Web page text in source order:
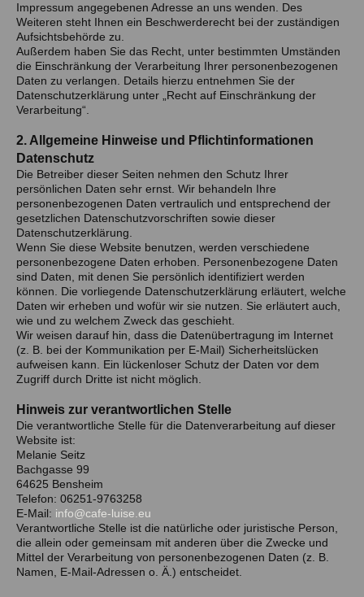
Impressum angegebenen Adresse an uns wenden. Des
Weiteren steht Ihnen ein Beschwerderecht bei der zuständigen
Aufsichtsbehörde zu.
Außerdem haben Sie das Recht, unter bestimmten Umständen
die Einschränkung der Verarbeitung Ihrer personenbezogenen
Daten zu verlangen. Details hierzu entnehmen Sie der
Datenschutzerklärung unter „Recht auf Einschränkung der
Verarbeitung“.
2. Allgemeine Hinweise und Pflichtinformationen
Datenschutz
Die Betreiber dieser Seiten nehmen den Schutz Ihrer
persönlichen Daten sehr ernst. Wir behandeln Ihre
personenbezogenen Daten vertraulich und entsprechend der
gesetzlichen Datenschutzvorschriften sowie dieser
Datenschutzerklärung.
Wenn Sie diese Website benutzen, werden verschiedene
personenbezogene Daten erhoben. Personenbezogene Daten
sind Daten, mit denen Sie persönlich identifiziert werden
können. Die vorliegende Datenschutzerklärung erläutert, welche
Daten wir erheben und wofür wir sie nutzen. Sie erläutert auch,
wie und zu welchem Zweck das geschieht.
Wir weisen darauf hin, dass die Datenübertragung im Internet
(z. B. bei der Kommunikation per E-Mail) Sicherheitslücken
aufweisen kann. Ein lückenloser Schutz der Daten vor dem
Zugriff durch Dritte ist nicht möglich.
Hinweis zur verantwortlichen Stelle
Die verantwortliche Stelle für die Datenverarbeitung auf dieser
Website ist:
Melanie Seitz
Bachgasse 99
64625 Bensheim
Telefon: 06251-9763258
E-Mail: info@cafe-luise.eu
Verantwortliche Stelle ist die natürliche oder juristische Person,
die allein oder gemeinsam mit anderen über die Zwecke und
Mittel der Verarbeitung von personenbezogenen Daten (z. B.
Namen, E-Mail-Adressen o. Ä.) entscheidet.